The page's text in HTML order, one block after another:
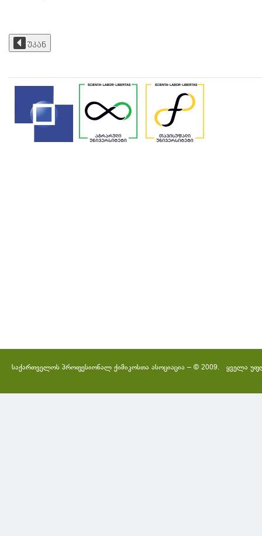
უკან
საქართველოს პროფესიონალ ქიმიკოსთა ასოციაცია – © 2009. ყველა